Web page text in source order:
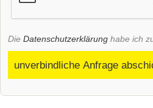
Die Datenschutzerklärung habe ich
unverbindliche Anfrage